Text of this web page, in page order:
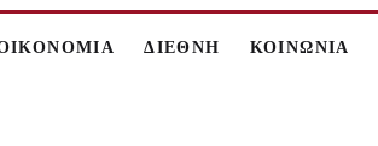
ΔΙΕΘΝΗ ΚΟΙΝΩΝΙΑ